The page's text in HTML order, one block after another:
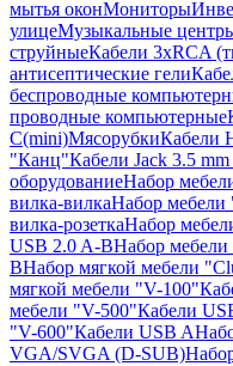
мытья оконМониторы
улицеМузыкальные
струйныеКабели 3xRCA
антисептические гели
беспроводные
проводные компьютерные
C(mini)МясорубкиКабели
"Канц"Кабели Jack 3.5
оборудованиеНабор
вилка-вилкаНабор мебели
вилка-розеткаНабор
USB 2.0 A-BНабор
BНабор мягкой мебели
мягкой мебели "V-100"
мебели "V-500"Кабели
"V-600"Кабели USB A
VGA/SVGA (D-SUB)